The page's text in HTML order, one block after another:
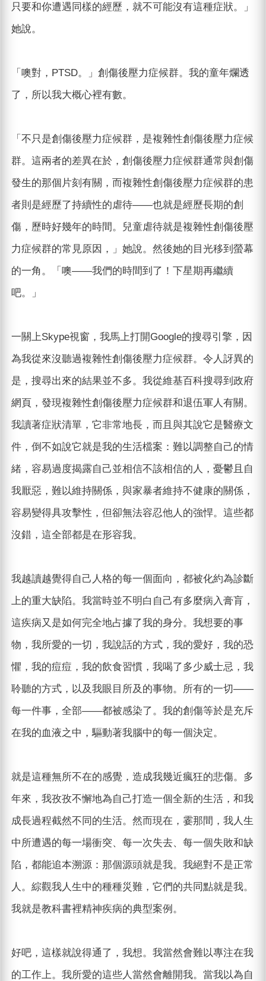
只要和你遭遇同樣的經歷，就不可能沒有這種症狀。」
她說。
「噢對，PTSD。」創傷後壓力症候群。我的童年爛透
了，所以我大概心裡有數。
「不只是創傷後壓力症候群，是複雜性創傷後壓力症候
群。這兩者的差異在於，創傷後壓力症候群通常與創傷
發生的那個片刻有關，而複雜性創傷後壓力症候群的患
者則是經歷了持續性的虐待——也就是經歷長期的創
傷，歷時好幾年的時間。兒童虐待就是複雜性創傷後壓
力症候群的常見原因，」她說。然後她的目光移到螢幕
的一角。「噢——我們的時間到了！下星期再繼續
吧。」
一關上Skype視窗，我馬上打開Google的搜尋引擎，因
為我從來沒聽過複雜性創傷後壓力症候群。令人訝異的
是，搜尋出來的結果並不多。我從維基百科搜尋到政府
網頁，發現複雜性創傷後壓力症候群和退伍軍人有關。
我讀著症狀清單，它非常地長，而且與其說它是醫療文
件，倒不如說它就是我的生活檔案：難以調整自己的情
緒，容易過度揭露自己並相信不該相信的人，憂鬱且自
我厭惡，難以維持關係，與家暴者維持不健康的關係，
容易變得具攻擊性，但卻無法容忍他人的強悍。這些都
沒錯，這全部都是在形容我。
我越讀越覺得自己人格的每一個面向，都被化約為診斷
上的重大缺陷。我當時並不明白自己有多麼病入膏肓，
這疾病又是如何完全地占據了我的身分。我想要的事
物，我所愛的一切，我說話的方式，我的愛好，我的恐
懼，我的痘痘，我的飲食習慣，我喝了多少威士忌，我
聆聽的方式，以及我眼目所及的事物。所有的一切——
每一件事，全部——都被感染了。我的創傷等於是充斥
在我的血液之中，驅動著我腦中的每一個決定。
就是這種無所不在的感覺，造成我幾近瘋狂的悲傷。多
年來，我孜孜不懈地為自己打造一個全新的生活，和我
成長過程截然不同的生活。然而現在，霎那間，我人生
中所遭遇的每一場衝突、每一次失去、每一個失敗和缺
陷，都能追本溯源：那個源頭就是我。我絕對不是正常
人。綜觀我人生中的種種災難，它們的共同點就是我。
我就是教科書裡精神疾病的典型案例。
好吧，這樣就說得通了，我想。我當然會難以專注在我
的工作上。我所愛的這些人當然會離開我。當我以為自